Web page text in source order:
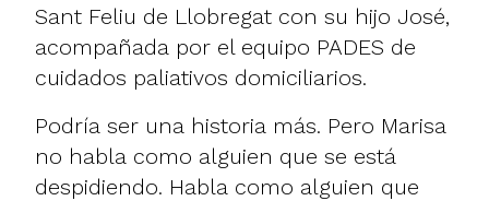
Sant Feliu de Llobregat con su hijo José,
acompañada por el equipo PADES de
cuidados paliativos domiciliarios.
Podría ser una historia más. Pero Marisa
no habla como alguien que se está
despidiendo. Habla como alguien que